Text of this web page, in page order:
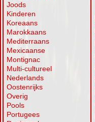
Joods
Kinderen
Koreaans
Marokkaans
Mediterraans
Mexicaanse
Montignac
Multi-cultureel
Nederlands
Oostenrijks
Overig
Pools
Portugees